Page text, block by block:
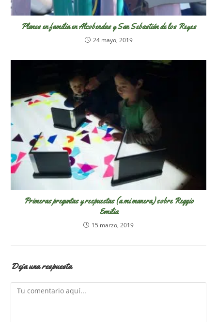
Planes en familia en Alcobendas y San Sebastián de los Reyes
24 mayo, 2019
Primeras preguntas y respuestas (a mi manera) sobre Reggio
Emilia
15 marzo, 2019
Deja una respuesta
Comentario